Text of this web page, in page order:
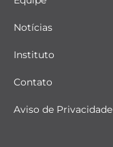
Notícias
Instituto
Contato
Aviso de Privacidade